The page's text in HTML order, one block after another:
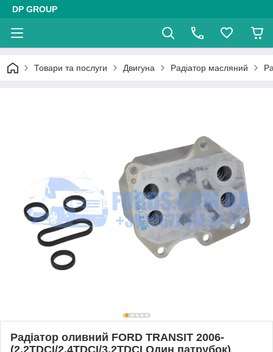
DP GROUP
Товари та послуги Двигуна Радіатор масляний
Радіатор оливний FORD TRANSIT 2006-
(2.2TDCI/2.4TDCI/3.2TDCI Один патрубок)